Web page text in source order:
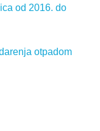
od 2016. do
otpadom